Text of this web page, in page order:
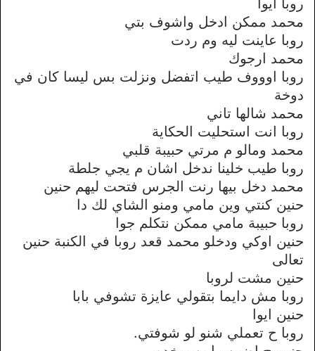
محمد ممكن ادخل واشوف بتي
روبا عاينت ليه وم ردت
محمد ارجوك
روبا اوووف طيب اتفضل ونزلت بس ليسا كان في
دوخة
محمد شالها تاني
روبا انت استحليت الحكاية
محمد ومالو م مرتي حبيبة قلبي
روبا طيب خلينا ندخل اشان م يجي جلطة
محمد دخل بيها رنت الجرس فتحت ليهم حنين
حنين كنتي وين مامي ومنو الشاي لك دا
روبا حبيبة مامي ممكن نتكلم جوا
حنين اوكي ودخلو محمد قعد روبا في الكنبة حنين
تعالى
حنين مشت لروبا
روبا مش دايما بتقولي عايزة تشوفي بابا
حنين ايوا
روبا ح تعملي شنو لو شوفتي.